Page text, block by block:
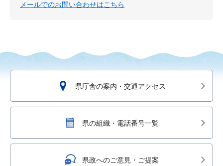
メールでのお問い合わせはこちら
県庁舎の案内・交通アクセス
県の組織・電話番号一覧
県政へのご意見・ご提案